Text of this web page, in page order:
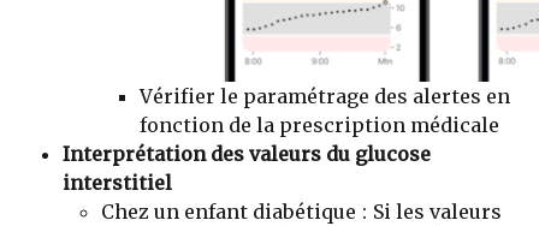
Vérifier le paramétrage des alertes en
fonction de la prescription médicale
Interprétation des valeurs du glucose
interstitiel
Chez un enfant diabétique : Si les valeurs